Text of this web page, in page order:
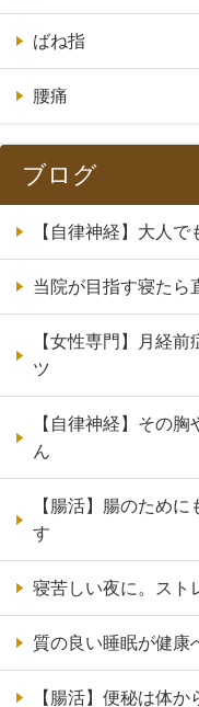
ばね指
腰痛
ブログ
【自律神経】大人
当院が目指す寝たら
【女性専門】月経
ツ
【自律神経】その
ん
【腸活】腸のため
す
寝苦しい夜に。スト
質の良い睡眠が健康
【腸活】便秘は体